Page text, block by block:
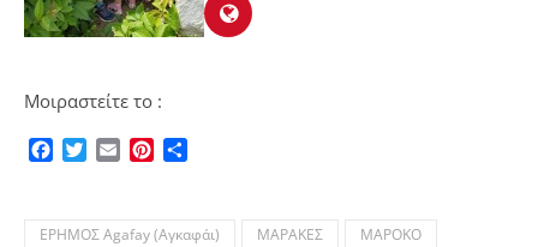
Μοιραστείτε το :
Facebook
TwitterEmailPinterest
ΕΡΗΜΟΣ Agafay (Αγκαφάι) ΜΑΡΑΚΕΣ
ΜΑΡΟΚΟ